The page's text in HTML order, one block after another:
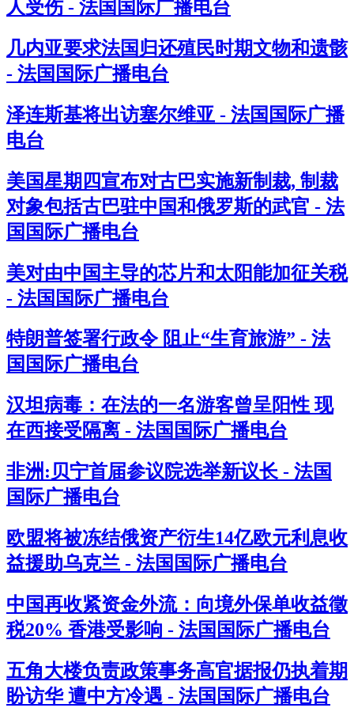
人受伤 - 法国国际广播电台
几内亚要求法国归还殖民时期文物和遗骸
- 法国国际广播电台
泽连斯基将出访塞尔维亚 - 法国国际广播
电台
美国星期四宣布对古巴实施新制裁, 制裁
对象包括古巴驻中国和俄罗斯的武官 - 法
国国际广播电台
美对由中国主导的芯片和太阳能加征关税
- 法国国际广播电台
特朗普签署行政令 阻止“生育旅游” - 法
国国际广播电台
汉坦病毒：在法的一名游客曾呈阳性 现
在西接受隔离 - 法国国际广播电台
非洲:贝宁首届参议院选举新议长 - 法国
国际广播电台
欧盟将被冻结俄资产衍生14亿欧元利息收
益援助乌克兰 - 法国国际广播电台
中国再收紧资金外流：向境外保单收益徵
税20% 香港受影响 - 法国国际广播电台
五角大楼负责政策事务高官据报仍执着期
盼访华 遭中方冷遇 - 法国国际广播电台